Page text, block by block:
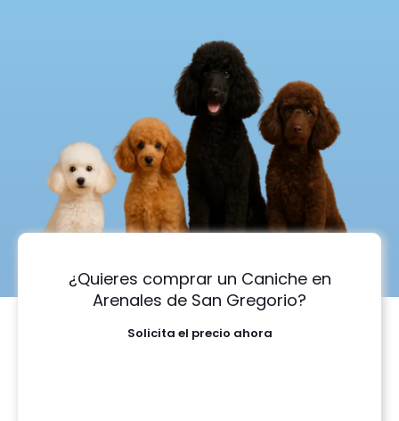
¿Quieres comprar un Caniche en
Arenales de San Gregorio?
Solicita el precio ahora